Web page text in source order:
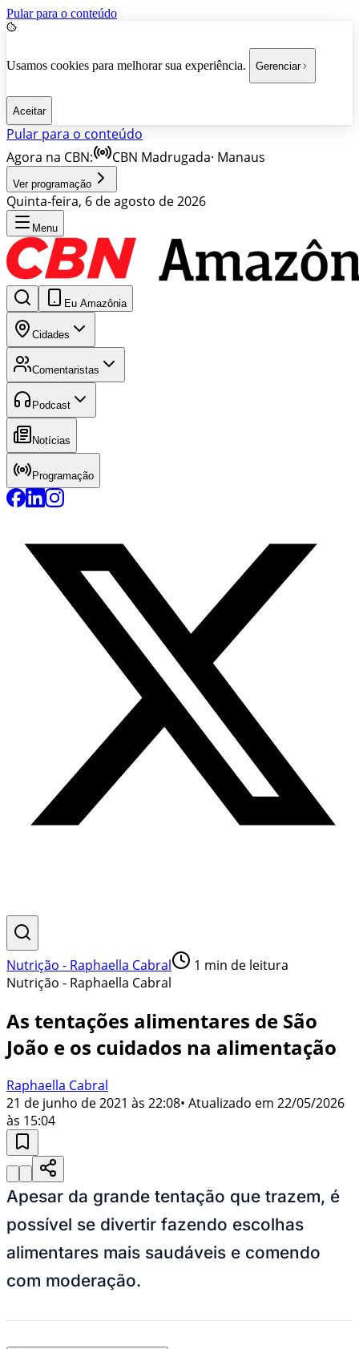
Pular para o conteúdo
Usamos cookies para melhorar sua experiência. Gerenciar
Aceitar
Pular para o conteúdo
Agora na CBN:
CBN Madrugada· Manaus
Ver programação
Quinta-feira, 6 de agosto de 2026
Menu
Eu Amazônia
Cidades
Comentaristas
Podcast
Notícias
Programação
Nutrição - Raphaella Cabral 1 min de leitura
Nutrição - Raphaella Cabral
As tentações alimentares de São
João e os cuidados na alimentação
Raphaella Cabral
21 de junho de 2021 às 22:08• Atualizado em 22/05/2026
às 15:04
Apesar da grande tentação que trazem, é
possível se divertir fazendo escolhas
alimentares mais saudáveis e comendo
com moderação.